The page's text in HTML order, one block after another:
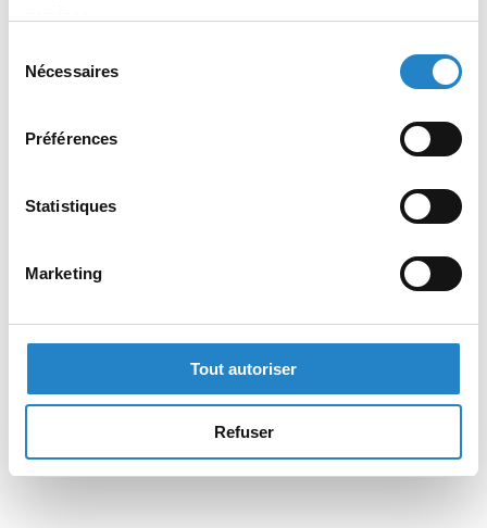
Nécessaires
Préférences
Statistiques
Marketing
Tout autoriser
Refuser